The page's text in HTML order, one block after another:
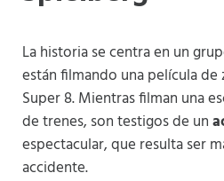
La historia se centra en un
están filmando una película de
Super 8. Mientras filman una
de trenes, son testigos de un
espectacular, que resulta ser
accidente.